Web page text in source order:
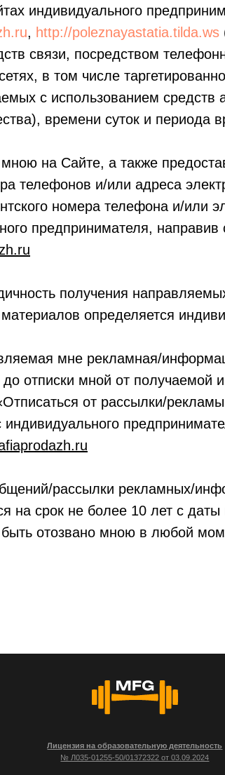
индивидуального
, http://poleznayastatia.tilda.ws
связи, посредством
в том числе
с использованием средств
времени суток и периода
на Сайте, а также
телефонов и/или адреса
номера телефона и/или
предпринимателя,
получения
определяется
мне рекламная/
отписки мной от
от рассылки/
рассылки рекламных/
на срок не более 10 лет с даты
отозвано мною в любой
Согласие на обработку персональных данных